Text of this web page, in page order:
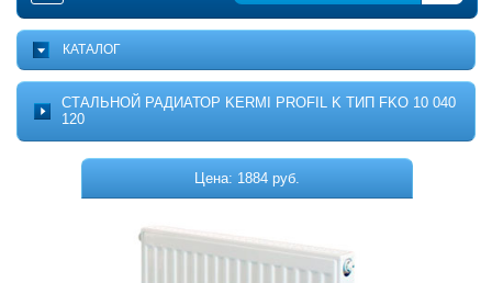
ГЛАВНАЯ
О ПРОЕКТЕ
ДОСТАВКА
КОНТАКТЫ
КОРЗИНА
КАТАЛОГ
Комплектующие для котельных
Системы отопления
СТАЛЬНОЙ РАДИАТОР KERMI PROFIL K ТИП FKO 10 040
120
Цена: 1884 руб.